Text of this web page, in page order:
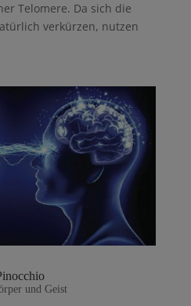
Telomere. Da sich die
verkürzen, nutzen
und Geist